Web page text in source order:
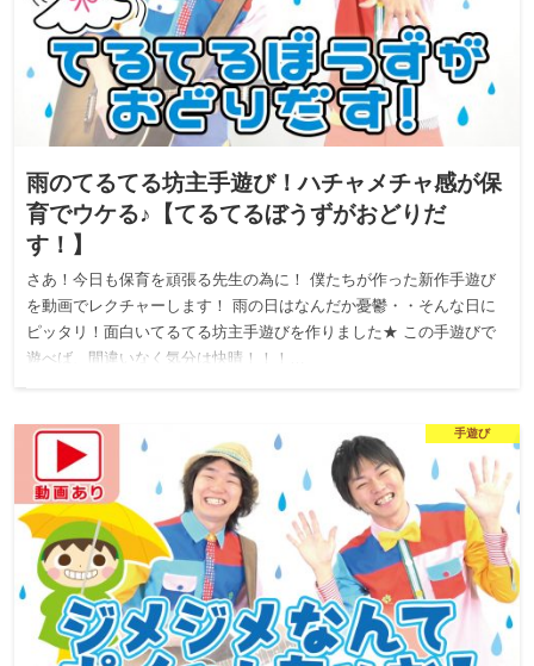
雨のてるてる坊主手遊び！ハチャメチャ感が保
育でウケる♪【てるてるぼうずがおどりだ
す！】
さあ！今日も保育を頑張る先生の為に！ 僕たちが作った新作手遊び
を動画でレクチャーします！ 雨の日はなんだか憂鬱・・そんな日に
ピッタリ！面白いてるてる坊主手遊びを作りました★ この手遊びで
遊べば、間違いなく気分は快晴！！！…
手遊び